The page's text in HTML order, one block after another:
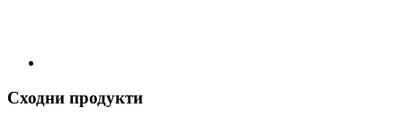
Сходни продукти